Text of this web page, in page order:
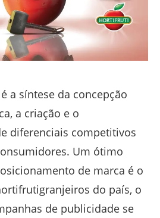
a síntese da concepção
a criação e o
diferenciais competitivos
Um ótimo
de marca é o
do país, o
de publicidade se